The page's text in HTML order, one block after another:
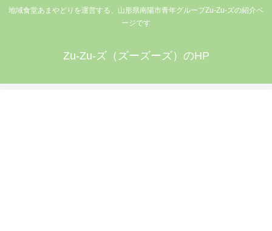
地域食堂あまやどりを運営する、山形県南陽市青年グループZu-Zu-ズの紹介ペ
ージです
Zu-Zu-ズ（ズーズーズ）のHP